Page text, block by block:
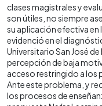
clases magistrales y
son útiles, no siempre
su aplicación efectiva en
evidenció en el
Universitario San José
percepción de baja
acceso restringido a los
Ante este problema, y
los procesos de